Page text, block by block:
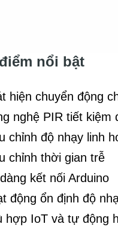
nổi bật
hiện chuyển động
nghệ PIR tiết kiệm
chỉnh độ nhạy linh
chỉnh thời gian trễ
kết nối Arduino
động ổn định độ
hợp IoT và tự động